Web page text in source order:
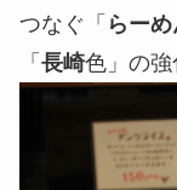
つなぐ「 らー
「 長崎色」の強